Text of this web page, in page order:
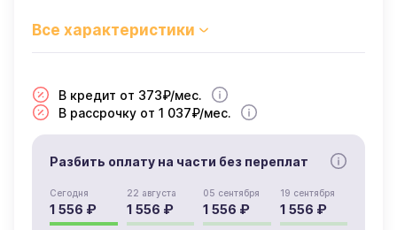
В кредит от 373₽/мес.
В рассрочку от 1 037₽/мес.
Разбить оплату на части без переплат
Сегодня
1 556 ₽
22 августа
1 556 ₽
05 сентября
1 556 ₽
19 сентября
1 556 ₽